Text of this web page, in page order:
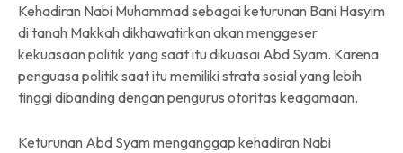
Kehadiran Nabi Muhammad sebagai keturunan Bani Hasyim
di tanah Makkah dikhawatirkan akan menggeser
kekuasaan politik yang saat itu dikuasai Abd Syam. Karena
penguasa politik saat itu memiliki strata sosial yang lebih
tinggi dibanding dengan pengurus otoritas keagamaan.
Keturunan Abd Syam menganggap kehadiran Nabi